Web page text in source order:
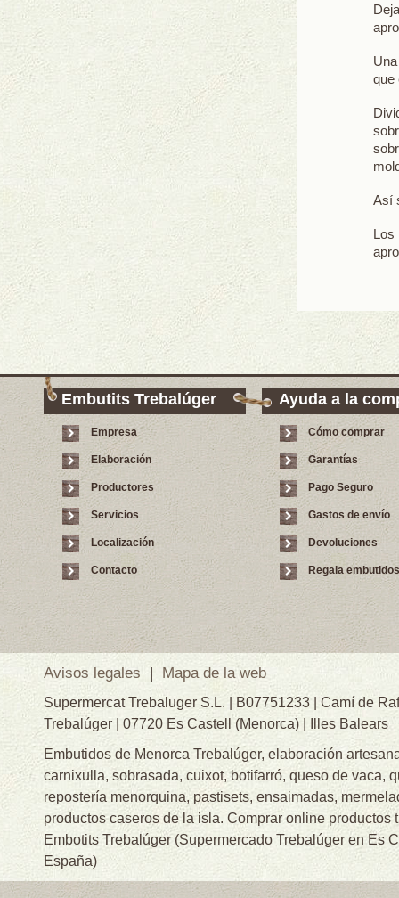
que
Así
Embutits Trebalúger
Empresa
Elaboración
Productores
Servicios
Localización
Contacto
Ayuda a la
Cómo comprar
Garantías
Pago Seguro
Gastos de envío
Devoluciones
Regala embutidos
Avisos legales | Mapa de la web
Supermercat Trebaluger S.L. | B07751233 | Camí de
Trebalúger | 07720 Es Castell (Menorca) | Illes Balears
Embutidos de Menorca Trebalúger, elaboración
carnixulla, sobrasada, cuixot, botifarró, queso de vaca,
repostería menorquina, pastisets, ensaimadas,
productos caseros de la isla. Comprar online productos
Embotits Trebalúger (Supermercado Trebalúger en Es
España)